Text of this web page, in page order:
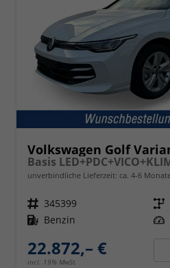
Volkswagen Golf
Basis
unverbindliche Lieferzeit: ca. 4-6
Fahrzeugnr. 345399 Getriebe
Kraftstoff Benzin Leistung
22.872,– €
incl. 19% MwSt.